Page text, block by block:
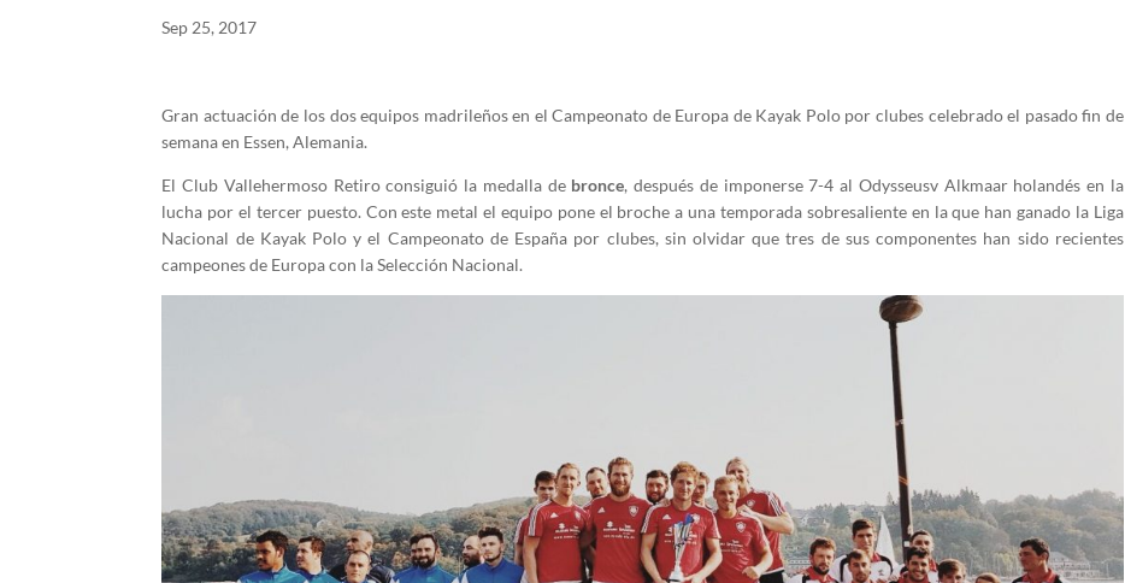
Sep 25, 2017
Gran actuación de los dos equipos madrileños en el Campeonato de Europa de Kayak Polo por clubes celebrado el pasado fin de
semana en Essen, Alemania.
El Club Vallehermoso Retiro consiguió la medalla de bronce, después de imponerse 7-4 al Odysseusv Alkmaar holandés en la
lucha por el tercer puesto. Con este metal el equipo pone el broche a una temporada sobresaliente en la que han ganado la Liga
Nacional de Kayak Polo y el Campeonato de España por clubes, sin olvidar que tres de sus componentes han sido recientes
campeones de Europa con la Selección Nacional.